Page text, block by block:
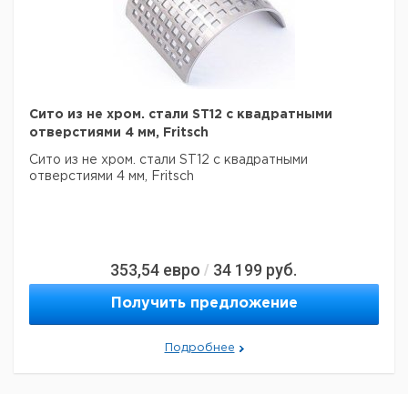
Сито из не хром. стали ST12 с квадратными
отверстиями 4 мм, Fritsch
Сито из не хром. стали ST12 с квадратными
отверстиями 4 мм, Fritsch
353,54 евро / 34 199 руб.
Получить предложение
Подробнее